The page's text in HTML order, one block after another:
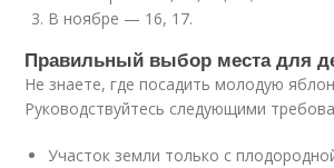
В ноябре — 16, 17.
Правильный выбор места для
Не знаете, где посадить молодую
Руководствуйтесь следующими
Участок земли только с